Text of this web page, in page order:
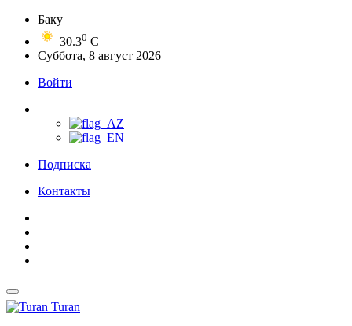
Баку
30.30 C
Суббота, 8 август 2026
Войти
Подписка
Контакты
Turan